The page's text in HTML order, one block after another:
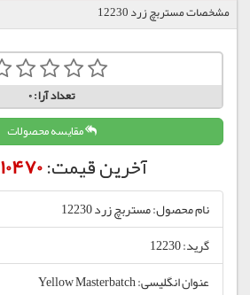
مشخصات مستربچ زرد 12230
تعداد آرا:0
مقایسه محصولات
آخرین قیمت:10470 تومان
نام محصول: مستربچ زرد 12230
گرید: 12230
عنوان انگلیسی: Yellow Masterbatch